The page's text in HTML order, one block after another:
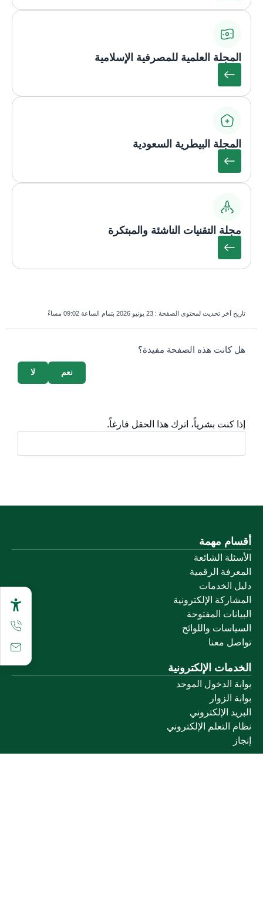
المجلة العلمية للمصرفية الإسلامية
المجلة البيطرية السعودية
مجلة التقنيات الناشئة والمبتكرة
تاريخ آخر تحديث لمحتوى الصفحة : 23 يونيو 2026 بتمام الساعة 09:02 مساءً
survey_v2
هل كانت هذه الصفحة مفيدة؟
لا نعم
إذا كنت بشرياً، اترك هذا الحقل فارغاً.
أقسام مهمة
الأسئلة الشائعة
المعرفة الرقمية
دليل الخدمات
المشاركة الإلكترونية
البيانات المفتوحة
السياسات واللوائح
تواصل معنا
الخدمات الإلكترونية
بوابة الدخول الموحد
بوابة الزوار
البريد الإلكتروني
نظام التعلم الإلكتروني
إنجاز